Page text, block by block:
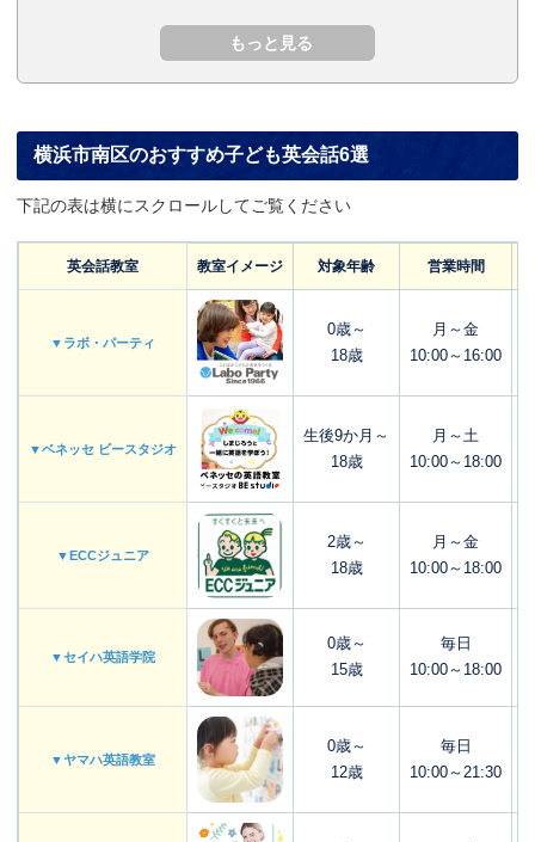
横浜市南区のおすすめ子ども英会話6選
下記の表は横にスクロールしてご覧ください
英会話教室 教室イメージ 対象年齢 営業時間
▼ラボ・パーティ
0歳～
18歳
月～金
10:00～16:00
▼ベネッセ ビースタジオ
生後9か月～
18歳
月～土
10:00～18:00
▼ECCジュニア
2歳～
18歳
月～金
10:00～18:00
▼セイハ英語学院
0歳～
15歳
毎日
10:00～18:00
▼ヤマハ英語教室
0歳～
12歳
毎日
10:00～21:30